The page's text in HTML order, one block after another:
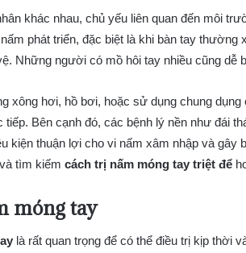
khác nhau, chủ yếu liên quan đến môi
phát triển, đặc biệt là khi bàn tay thường
Những người có mồ hôi tay nhiều cũng dễ
xông hơi, hồ bơi, hoặc sử dụng chung dụng
Bên cạnh đó, các bệnh lý nền như đái
kiện thuận lợi cho vi nấm xâm nhập và gây
tìm kiếm cách trị nấm móng tay triệt để
móng tay
là rất quan trọng để có thể điều trị kịp thời